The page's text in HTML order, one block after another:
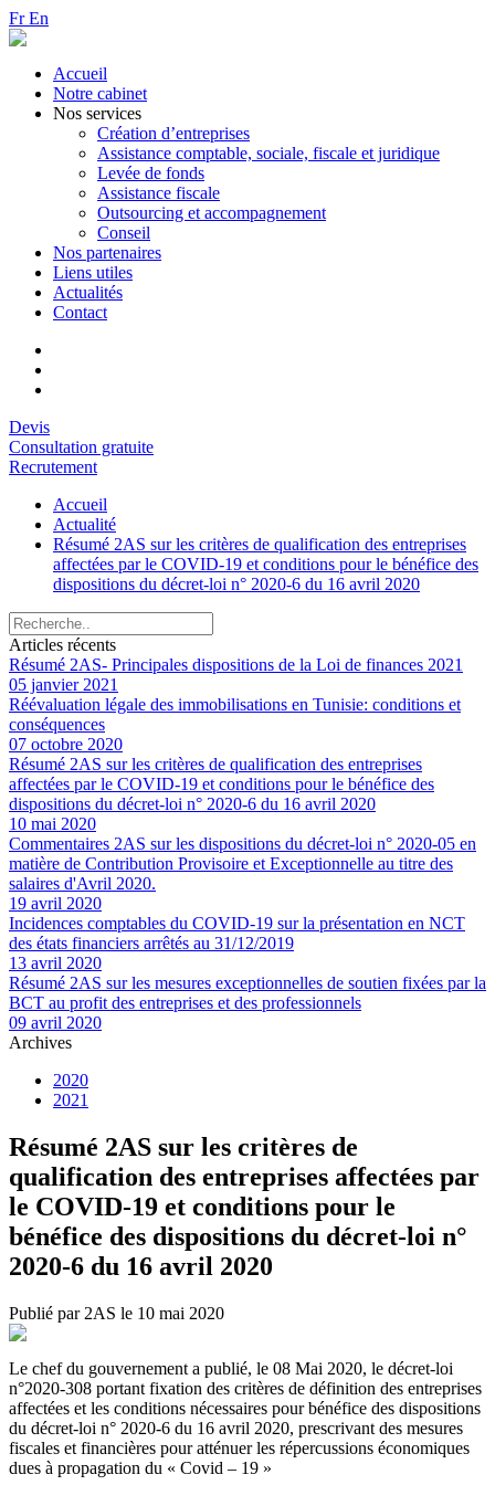
FrEn
Accueil
Notre cabinet
Nos services
Création d’entreprises
Assistance comptable, sociale, fiscale et juridique
Levée de fonds
Assistance fiscale
Outsourcing et accompagnement
Conseil
Nos partenaires
Liens utiles
Actualités
Contact
Devis
Consultation gratuite
Recrutement
Accueil
Actualité
Résumé 2AS sur les critères de qualification des entreprises
affectées par le COVID-19 et conditions pour le bénéfice des
dispositions du décret-loi n° 2020-6 du 16 avril 2020
Articles récents
Résumé 2AS- Principales dispositions de la Loi de finances 2021
05 janvier 2021
Réévaluation légale des immobilisations en Tunisie: conditions et
conséquences
07 octobre 2020
Résumé 2AS sur les critères de qualification des entreprises
affectées par le COVID-19 et conditions pour le bénéfice des
dispositions du décret-loi n° 2020-6 du 16 avril 2020
10 mai 2020
Commentaires 2AS sur les dispositions du décret-loi n° 2020-05 en
matière de Contribution Provisoire et Exceptionnelle au titre des
salaires d'Avril 2020.
19 avril 2020
Incidences comptables du COVID-19 sur la présentation en NCT
des états financiers arrêtés au 31/12/2019
13 avril 2020
Résumé 2AS sur les mesures exceptionnelles de soutien fixées par la
BCT au profit des entreprises et des professionnels
09 avril 2020
Archives
2020
2021
Résumé 2AS sur les critères de
qualification des entreprises affectées par
le COVID-19 et conditions pour le
bénéfice des dispositions du décret-loi n°
2020-6 du 16 avril 2020
Publié par 2AS le 10 mai 2020
Le chef du gouvernement a publié, le 08 Mai 2020, le décret-loi
n°2020-308 portant fixation des critères de définition des entreprises
affectées et les conditions nécessaires pour bénéfice des dispositions
du décret-loi n° 2020-6 du 16 avril 2020, prescrivant des mesures
fiscales et financières pour atténuer les répercussions économiques
dues à propagation du « Covid – 19 »